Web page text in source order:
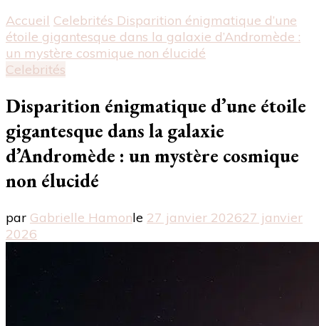
Accueil Celebrités Disparition énigmatique d’une
étoile gigantesque dans la galaxie d’Andromède :
un mystère cosmique non élucidé
Celebrités
Disparition énigmatique d’une étoile
gigantesque dans la galaxie
d’Andromède : un mystère cosmique
non élucidé
par Gabrielle Hamonle 27 janvier 202627 janvier
2026